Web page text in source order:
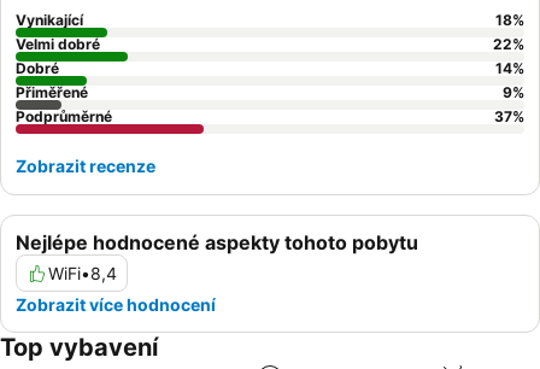
Nejlépe hodnocené aspekty tohoto pobytu
WiFi•8,4
Zobrazit více hodnocení
Vynikající 18%
Velmi dobré
22%
Dobré
14%
Přiměřené
9%
Podprůměrné
37%
Zobrazit recenze
Top vybavení